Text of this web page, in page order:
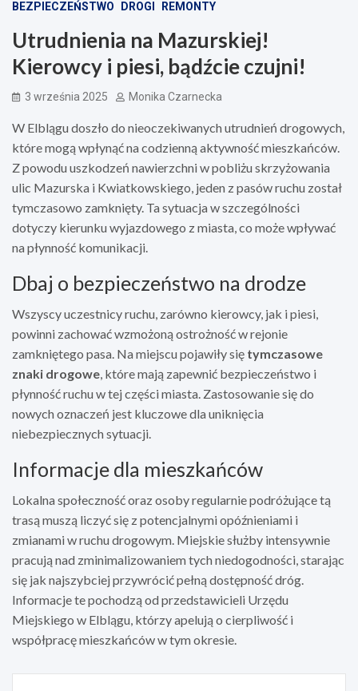
BEZPIECZEŃSTWO DROGI REMONTY
Utrudnienia na Mazurskiej!
Kierowcy i piesi, bądźcie czujni!
3 września 2025 Monika Czarnecka
W Elblągu doszło do nieoczekiwanych utrudnień drogowych,
które mogą wpłynąć na codzienną aktywność mieszkańców.
Z powodu uszkodzeń nawierzchni w pobliżu skrzyżowania
ulic Mazurska i Kwiatkowskiego, jeden z pasów ruchu został
tymczasowo zamknięty. Ta sytuacja w szczególności
dotyczy kierunku wyjazdowego z miasta, co może wpływać
na płynność komunikacji.
Dbaj o bezpieczeństwo na drodze
Wszyscy uczestnicy ruchu, zarówno kierowcy, jak i piesi,
powinni zachować wzmożoną ostrożność w rejonie
zamkniętego pasa. Na miejscu pojawiły się tymczasowe
znaki drogowe, które mają zapewnić bezpieczeństwo i
płynność ruchu w tej części miasta. Zastosowanie się do
nowych oznaczeń jest kluczowe dla uniknięcia
niebezpiecznych sytuacji.
Informacje dla mieszkańców
Lokalna społeczność oraz osoby regularnie podróżujące tą
trasą muszą liczyć się z potencjalnymi opóźnieniami i
zmianami w ruchu drogowym. Miejskie służby intensywnie
pracują nad zminimalizowaniem tych niedogodności, starając
się jak najszybciej przywrócić pełną dostępność dróg.
Informacje te pochodzą od przedstawicieli Urzędu
Miejskiego w Elblągu, którzy apelują o cierpliwość i
współpracę mieszkańców w tym okresie.